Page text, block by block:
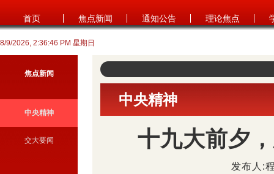
首页 焦点新闻 通知公告 理论焦点
8/9/2026, 2:36:46 PM 星期日
焦点新闻
中央精神
交大要闻
中央精神
十九大前夕
发布人: